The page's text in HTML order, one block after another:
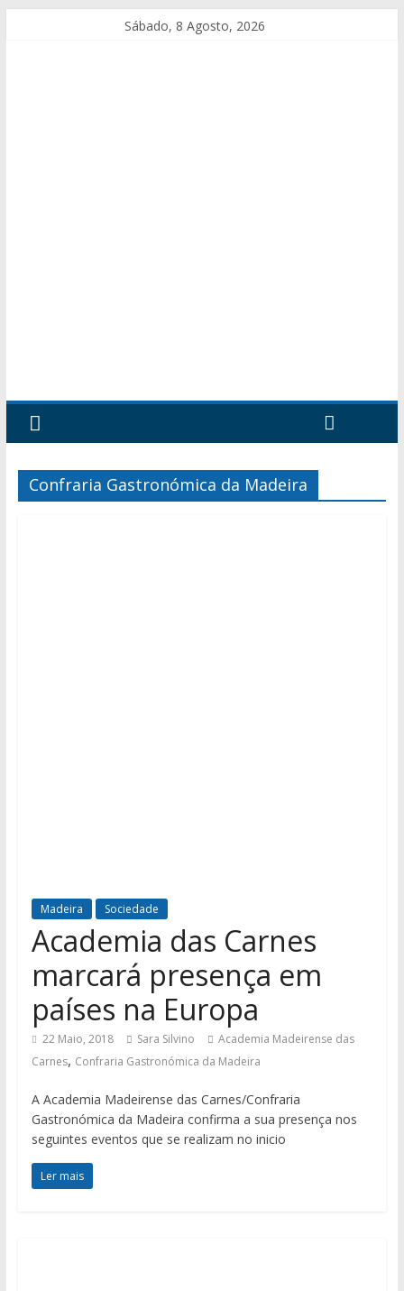
Sábado, 8 Agosto, 2026
Confraria Gastronómica da Madeira
Madeira Sociedade
Academia das Carnes
marcará presença em
países na Europa
22 Maio, 2018 Sara Silvino
Academia Madeirense das
Carnes, Confraria Gastronómica da Madeira
A Academia Madeirense das Carnes/Confraria
Gastronómica da Madeira confirma a sua presença nos
seguintes eventos que se realizam no inicio
Ler mais